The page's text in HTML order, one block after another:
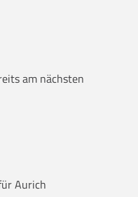
am nächsten
Aurich